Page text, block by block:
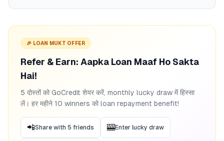
🎉 LOAN MUKT OFFER
Refer & Earn: Aapka Loan Maaf Ho Sakta
Hai!
5 दोस्तों को GoCredit शेयर करें, monthly lucky draw में हिस्सा
लें। हर महीने 10 winners को loan repayment benefit!
📲Share with 5 friends 🎰Enter lucky draw